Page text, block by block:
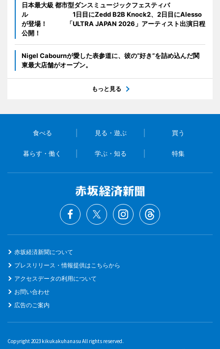
日本最大級 都市型ダンスミュージックフェスティバ
ル 1日目にZedd B2B Knock2、2日目にAlesso
が登場！ 「ULTRA JAPAN 2026」アーティスト出演日程
公開！
Nigel Cabournが愛した表参道に、彼の“好き”を詰め込んだ関
東最大店舗がオープン。
もっと見る
食べる 見る・遊ぶ 買う
暮らす・働く 学ぶ・知る 特集
赤坂経済新聞について
プレスリリース・情報提供はこちらから
アクセスデータの利用について
お問い合わせ
広告のご案内
Copyright 2023 kikukakuhanasu All rights reserved.